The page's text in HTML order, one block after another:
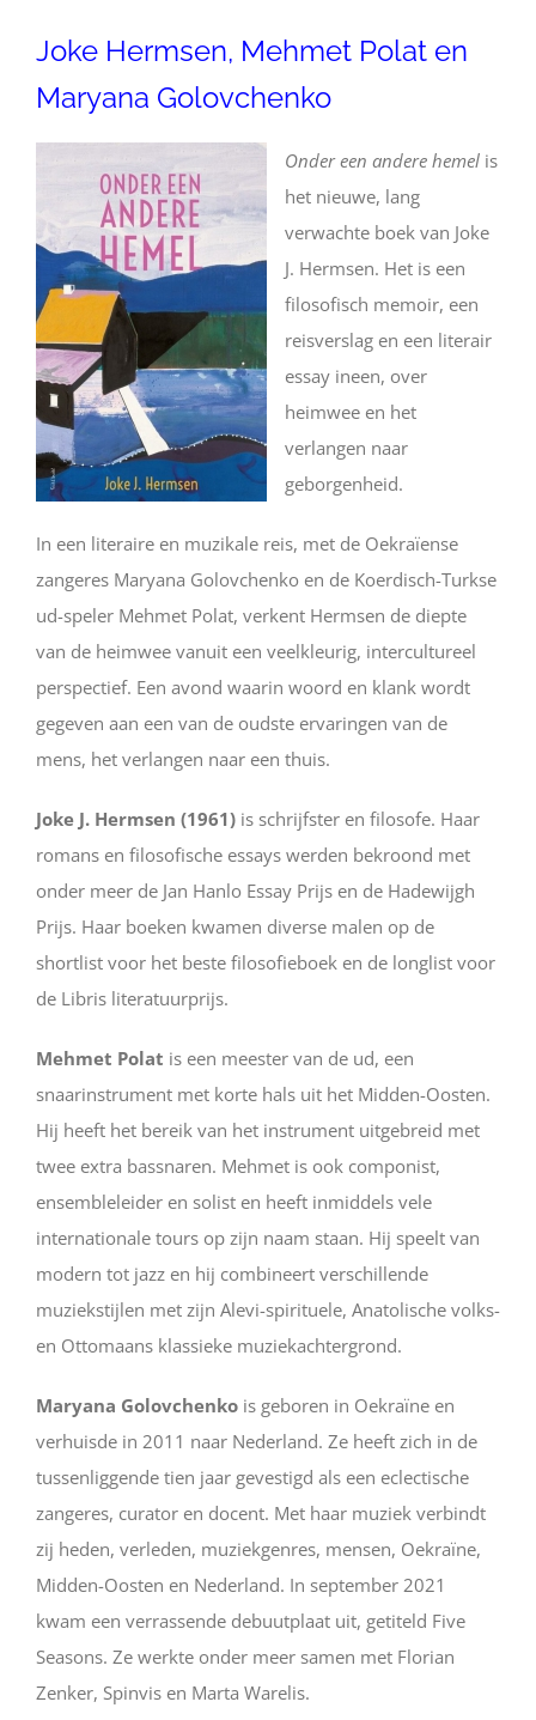
Joke Hermsen, Mehmet Polat en
Maryana Golovchenko
Onder een andere hemel is
het nieuwe, lang
verwachte boek van Joke
J. Hermsen. Het is een
filosofisch memoir, een
reisverslag en een literair
essay ineen, over
heimwee en het
verlangen naar
geborgenheid.
In een literaire en muzikale reis, met de Oekraïense
zangeres Maryana Golovchenko en de Koerdisch-Turkse
ud-speler Mehmet Polat, verkent Hermsen de diepte
van de heimwee vanuit een veelkleurig, intercultureel
perspectief. Een avond waarin woord en klank wordt
gegeven aan een van de oudste ervaringen van de
mens, het verlangen naar een thuis.
Joke J. Hermsen (1961) is schrijfster en filosofe. Haar
romans en filosofische essays werden bekroond met
onder meer de Jan Hanlo Essay Prijs en de Hadewijgh
Prijs. Haar boeken kwamen diverse malen op de
shortlist voor het beste filosofieboek en de longlist voor
de Libris literatuurprijs.
Mehmet Polat is een meester van de ud, een
snaarinstrument met korte hals uit het Midden-Oosten.
Hij heeft het bereik van het instrument uitgebreid met
twee extra bassnaren. Mehmet is ook componist,
ensembleleider en solist en heeft inmiddels vele
internationale tours op zijn naam staan. Hij speelt van
modern tot jazz en hij combineert verschillende
muziekstijlen met zijn Alevi-spirituele, Anatolische volks-
en Ottomaans klassieke muziekachtergrond.
Maryana Golovchenko is geboren in Oekraïne en
verhuisde in 2011 naar Nederland. Ze heeft zich in de
tussenliggende tien jaar gevestigd als een eclectische
zangeres, curator en docent. Met haar muziek verbindt
zij heden, verleden, muziekgenres, mensen, Oekraïne,
Midden-Oosten en Nederland. In september 2021
kwam een verrassende debuutplaat uit, getiteld Five
Seasons. Ze werkte onder meer samen met Florian
Zenker, Spinvis en Marta Warelis.